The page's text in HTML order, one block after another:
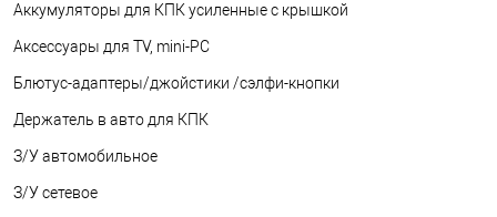
Аккумуляторы для КПК усиленные с крышкой
Аксессуары для TV, mini-PC
Блютус-адаптеры/джойстики /сэлфи-кнопки
Держатель в авто для КПК
З/У автомобильное
З/У сетевое